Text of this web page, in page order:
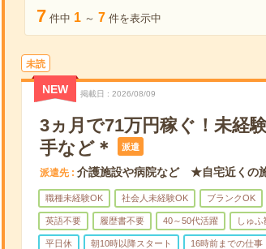
7 件中 1 ～ 7 件を表示中
未読
NEW 掲載日 2026/08/09
3ヵ月で71万円稼ぐ！未経
手など＊
派遣
派遣先 介護施設や病院など ★自宅近くの
職種未経験OK 社会人未経験OK ブランクOK
英語不要 履歴書不要 40～50代活躍 しゅふ
平日休 朝10時以降スタート 16時前までの仕事